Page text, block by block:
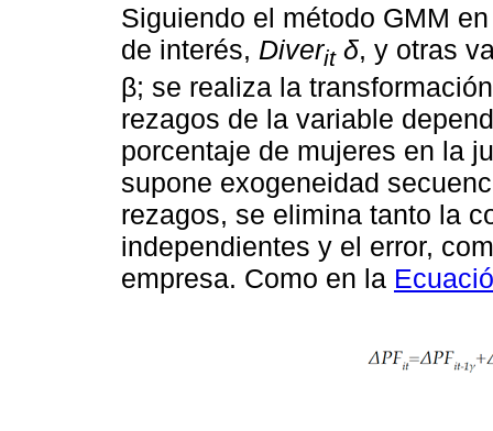
Siguiendo el método GMM
de interés, Diveritδ, y otras
β; se realiza la
rezagos de la variable
porcentaje de mujeres en la
supone exogeneidad
rezagos, se elimina tanto la
independientes y el error,
empresa. Como en la